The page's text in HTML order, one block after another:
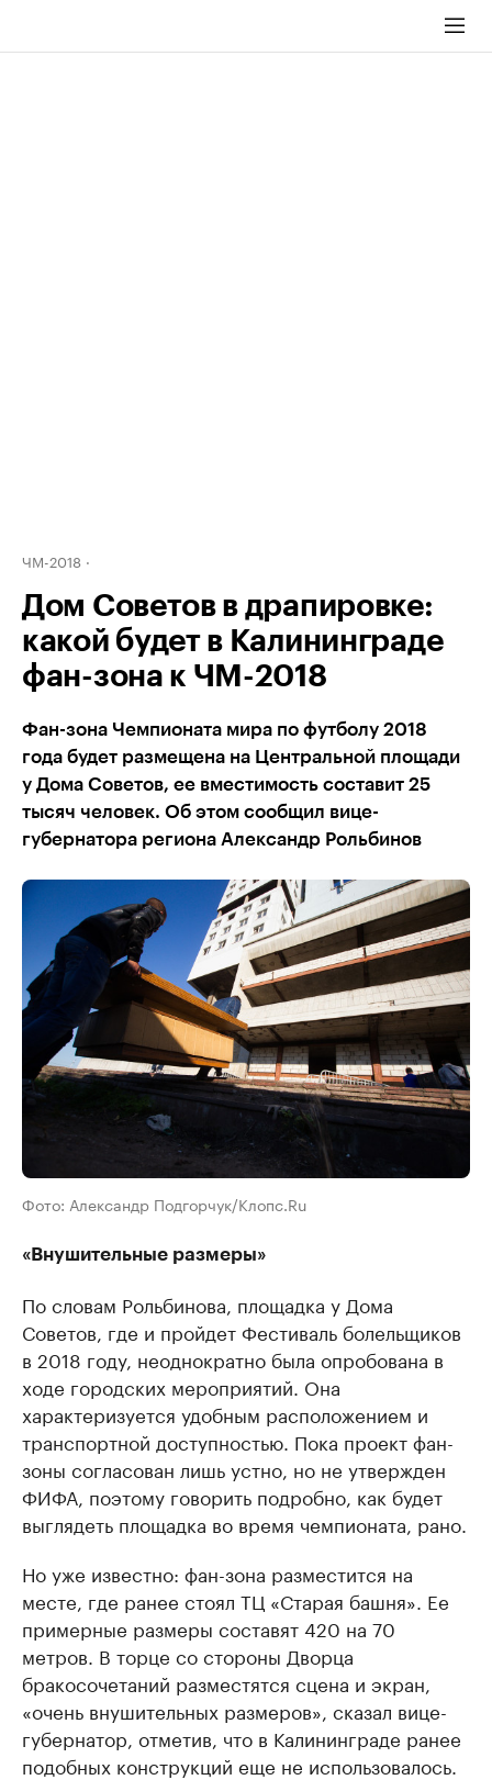
ЧМ-2018
Дом Советов в драпировке:
какой будет в Калининграде
фан-зона к ЧМ-2018
Фан-зона Чемпионата мира по футболу 2018
года будет размещена на Центральной площади
у Дома Советов, ее вместимость составит 25
тысяч человек. Об этом сообщил вице-
губернатора региона Александр Рольбинов
Фото: Александр Подгорчук/Клопс.Ru
«Внушительные размеры»
По словам Рольбинова, площадка у Дома
Советов, где и пройдет Фестиваль болельщиков
в 2018 году, неоднократно была опробована в
ходе городских мероприятий. Она
характеризуется удобным расположением и
транспортной доступностью. Пока проект фан-
зоны согласован лишь устно, но не утвержден
ФИФА, поэтому говорить подробно, как будет
выглядеть площадка во время чемпионата, рано.
Но уже известно: фан-зона разместится на
месте, где ранее стоял ТЦ «Старая башня». Ее
примерные размеры составят 420 на 70
метров. В торце со стороны Дворца
бракосочетаний разместятся сцена и экран,
«очень внушительных размеров», сказал вице-
губернатор, отметив, что в Калининграде ранее
подобных конструкций еще не использовалось.